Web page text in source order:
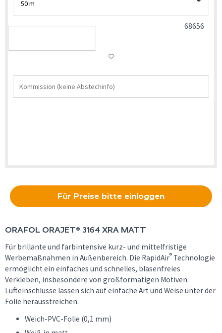
68656
Für Preise bitte einloggen
ORAFOL ORAJET® 3164 XRA MATT
Für brillante und farbintensive kurz- und mittelfristige
Werbemaßnahmen in Außenbereich. Die RapidAir® Technologie
ermöglicht ein einfaches und schnelles, blasenfreies
Verkleben, insbesondere von großformatigen Motiven.
Lufteinschlüsse lassen sich auf einfache Art und Weise unter der
Folie herausstreichen.
Weich-PVC-Folie (0,1 mm)